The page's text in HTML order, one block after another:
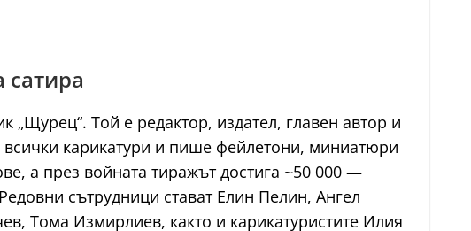
сатира
„Щурец“. Той е редактор, издател, главен автор и
карикатури и пише фейлетони, миниатюри
а през войната тиражът достига ~50 000 —
сътрудници стават Елин Пелин, Ангел
Тома Измирлиев, както и карикатуристите Илия